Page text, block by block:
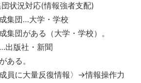
状況対応(情報強者支配)
集団…大学・学校
集団がある（大学・学校）。
出版社・新聞
ある。
成員に大量反復情報〉→情報操作力